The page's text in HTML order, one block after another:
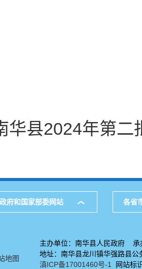
华县2024年第二
府和国家部委网站 各省
地图
主办单位：南华县人民政府 承
地址：南华县龙川镇华强路
滇ICP备17001460号-1
网站标